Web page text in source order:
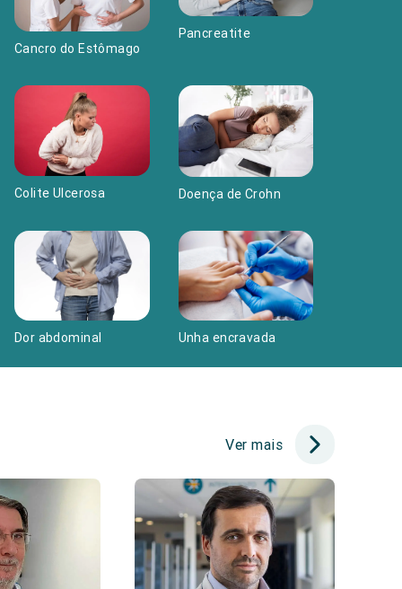
Cancro do Estômago
Pancreatite
Colite Ulcerosa Doença de Crohn
Dor abdominal Unha encravada
Ver mais